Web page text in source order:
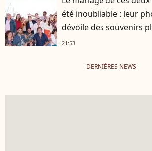
été inoubliable : leur
dévoile des souvenirs
21:53
DERNIÈRES NEWS